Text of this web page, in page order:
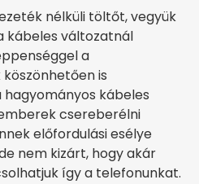
nélküli töltőt, vegyük
kábeles változatnál
a
is
kábeles
csereberélni
előfordulási esélye
nem kizárt, hogy akár
így a telefonunkat.